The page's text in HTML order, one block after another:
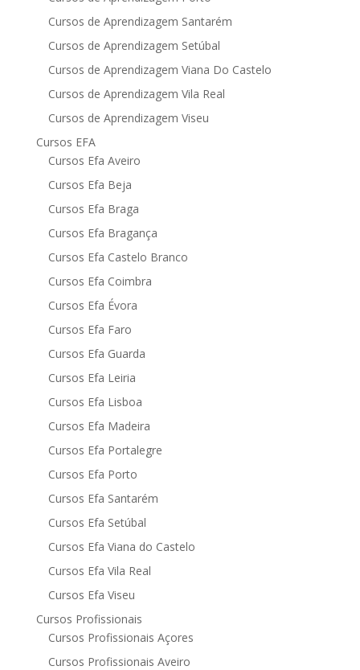
Cursos de Aprendizagem Santarém
Cursos de Aprendizagem Setúbal
Cursos de Aprendizagem Viana Do Castelo
Cursos de Aprendizagem Vila Real
Cursos de Aprendizagem Viseu
Cursos EFA
Cursos Efa Aveiro
Cursos Efa Beja
Cursos Efa Braga
Cursos Efa Bragança
Cursos Efa Castelo Branco
Cursos Efa Coimbra
Cursos Efa Évora
Cursos Efa Faro
Cursos Efa Guarda
Cursos Efa Leiria
Cursos Efa Lisboa
Cursos Efa Madeira
Cursos Efa Portalegre
Cursos Efa Porto
Cursos Efa Santarém
Cursos Efa Setúbal
Cursos Efa Viana do Castelo
Cursos Efa Vila Real
Cursos Efa Viseu
Cursos Profissionais
Cursos Profissionais Açores
Cursos Profissionais Aveiro